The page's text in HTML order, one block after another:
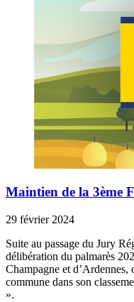
Maintien de la 3ème
29 février 2024
Suite au passage du Jury
délibération du palmarès
Champagne et
commune dans son
».